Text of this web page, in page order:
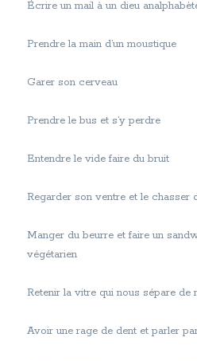
Écrire un mail à un dieu
Prendre la main d’un moustique
Garer son cerveau
Prendre le bus et s’y perdre
Entendre le vide faire du bruit
Regarder son ventre et le chasser
Manger du beurre et faire un
végétarien
Retenir la vitre qui nous sépare de
Avoir une rage de dent et parler